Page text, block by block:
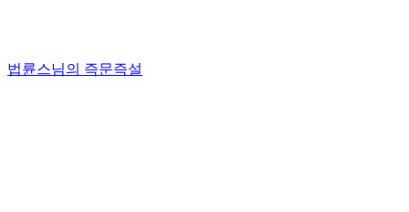
법륜스님의 즉문즉설